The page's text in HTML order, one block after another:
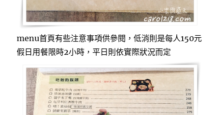
menu首頁有些注意事項供參閱，低消則是每人150元
假日用餐限時2小時，平日則依實際狀況而定